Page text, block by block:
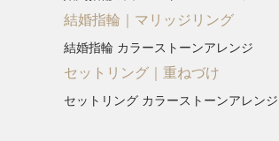
結婚指輪｜マリッジリング
結婚指輪 カラーストーンアレンジ
セットリング｜重ねづけ
セットリング カラーストーンアレンジ